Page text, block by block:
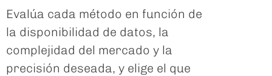
Evalúa cada método en función de
la disponibilidad de datos, la
complejidad del mercado y la
precisión deseada, y elige el que